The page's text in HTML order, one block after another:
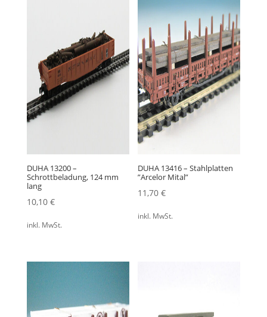
DUHA 13200 –
Schrottbeladung, 124 mm
lang
10,10 €
inkl. MwSt.
DUHA 13416 – Stahlplatten
”Arcelor Mital”
11,70€
inkl. MwSt.